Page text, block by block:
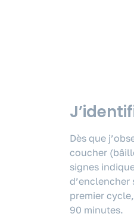
Dès que
coucher
signes
premier
90 minutes.